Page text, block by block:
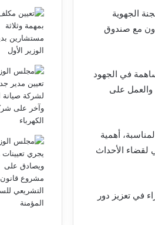
الجهوية
مع صندوق
في الجهود
والعمل على
أهمية
لقضاء الأحداث
في تعزيز دور